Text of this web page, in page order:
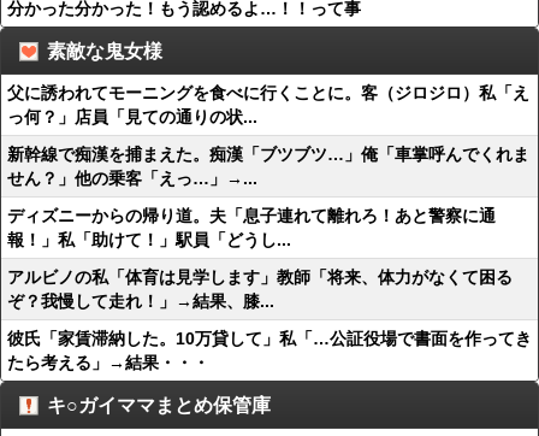
分かった分かった！もう認めるよ…！！って事
素敵な鬼女様
父に誘われてモーニングを食べに行くことに。客（ジロジロ）私「え
っ何？」店員「見ての通りの状...
新幹線で痴漢を捕まえた。痴漢「ブツブツ…」俺「車掌呼んでくれま
せん？」他の乗客「えっ…」→...
ディズニーからの帰り道。夫「息子連れて離れろ！あと警察に通
報！」私「助けて！」駅員「どうし...
アルビノの私「体育は見学します」教師「将来、体力がなくて困る
ぞ？我慢して走れ！」→結果、膝...
彼氏「家賃滞納した。10万貸して」私「…公証役場で書面を作ってき
たら考える」→結果・・・
キ○ガイママまとめ保管庫